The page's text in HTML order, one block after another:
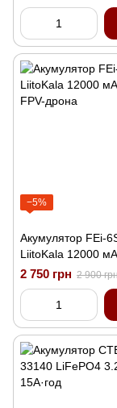
−5%
Акумулятор FEi-
LiitoKala 12000
FPV-дрона
2 750 грн 2 900